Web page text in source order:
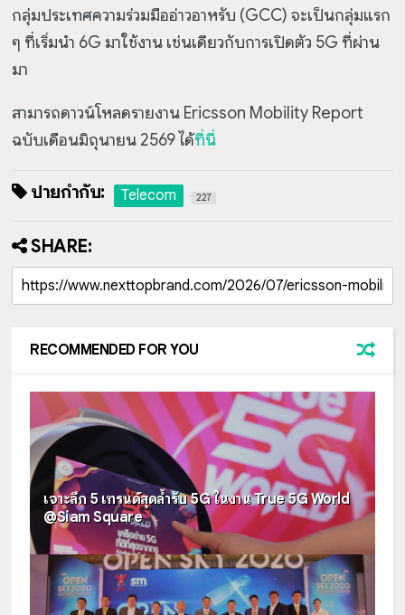
กลุ่มประเทศความร่วมมืออ่าวอาหรับ (GCC) จะเป็นกลุ่มแรก
ๆ ที่เริ่มนำ 6G มาใช้งาน เช่นเดียวกับการเปิดตัว 5G ที่ผ่าน
มา
สามารถดาวน์โหลดรายงาน Ericsson Mobility Report
ฉบับเดือนมิถุนายน 2569 ได้ที่นี่
ป้ายกำกับ: Telecom 227
SHARE:
RECOMMENDED FOR YOU
เจาะลึก 5 เทรนด์สุดล้ำรับ 5G ในงาน True 5G World
@Siam Square